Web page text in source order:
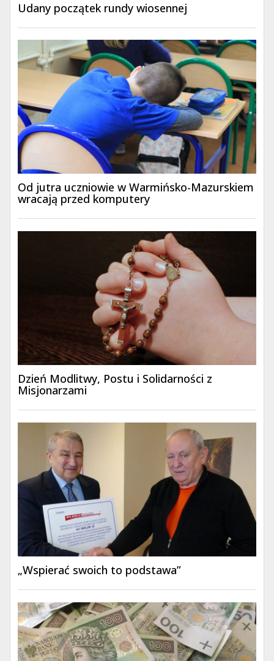
Udany początek rundy wiosennej
Od jutra uczniowie w Warmińsko-Mazurskiem
wracają przed komputery
Dzień Modlitwy, Postu i Solidarności z
Misjonarzami
„Wspierać swoich to podstawa”